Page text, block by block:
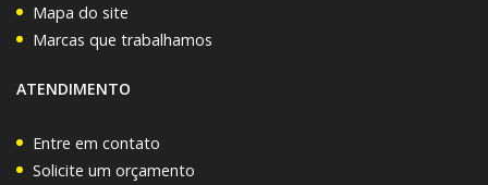
Mapa do site
Marcas que trabalhamos
ATENDIMENTO
Entre em contato
Solicite um orçamento